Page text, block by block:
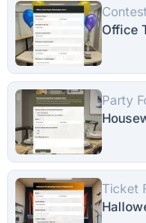
Office
Party
Ticket